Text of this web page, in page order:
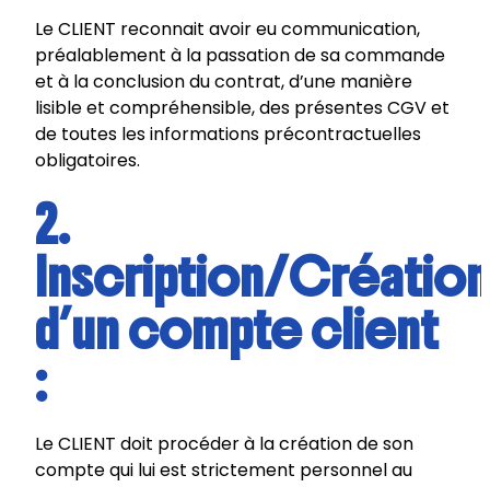
Le CLIENT reconnait avoir eu communication,
préalablement à la passation de sa commande
et à la conclusion du contrat, d’une manière
lisible et compréhensible, des présentes CGV et
de toutes les informations précontractuelles
obligatoires.
2.
Inscription/Création
d’un compte client
:
Le CLIENT doit procéder à la création de son
compte qui lui est strictement personnel au